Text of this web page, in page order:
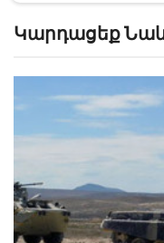
Կարդացեք
«Մինչ օրս ոտք չեմ
չպարզվի, ոտքը